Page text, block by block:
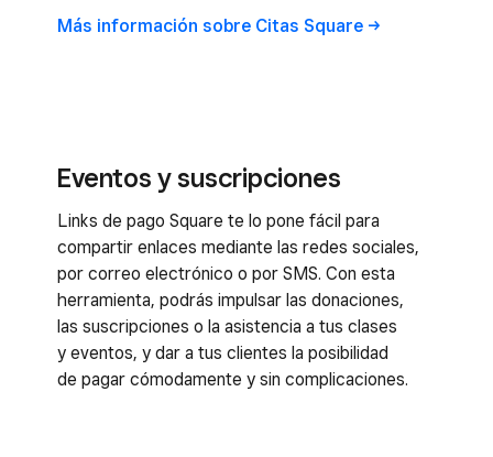
Más información sobre Citas Square
Eventos y suscripciones
Links de pago Square te lo pone fácil para
compartir enlaces mediante las redes sociales,
por correo electrónico o por SMS. Con esta
herramienta, podrás impulsar las donaciones,
las suscripciones o la asistencia a tus clases
y eventos, y dar a tus clientes la posibilidad
de pagar cómodamente y sin complicaciones.